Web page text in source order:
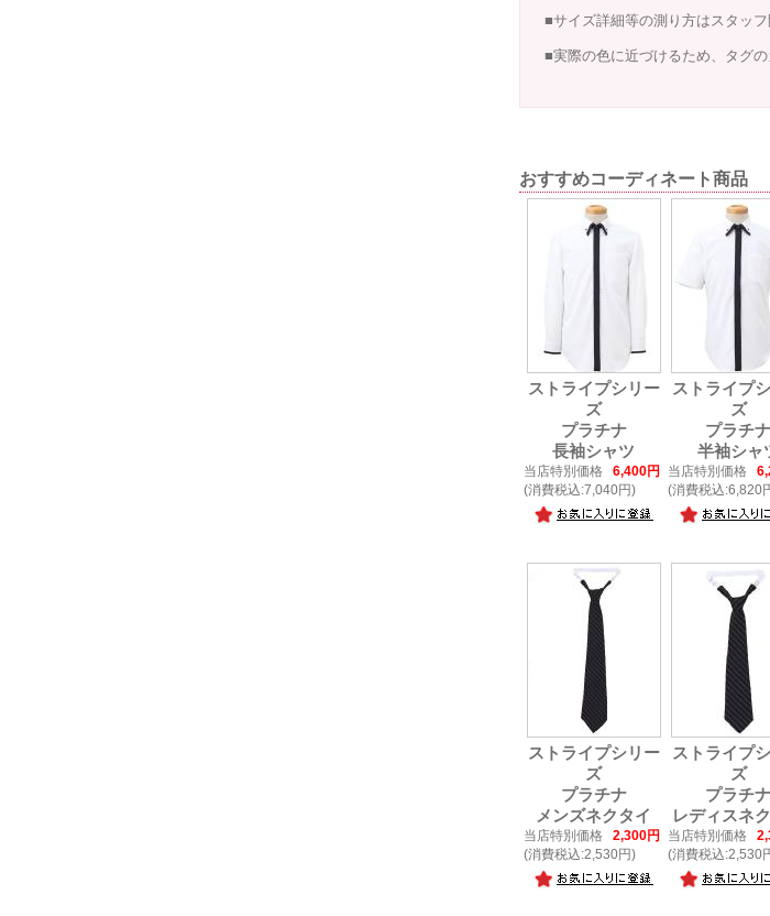
■サイズ詳細等の測り方はスタッ
■実際の色に近づけるため、タグ
おすすめコーディネート商品
ストライプシリー
ズ
プラチナ
長袖シャツ
当店特別価格
6,400円
(消費税込:7,040円)
ストライプ
ズ
プラチナ
半袖シャ
当店特別価格
(消費税込:6,820
ストライプシリー
ズ
プラチナ
メンズネクタイ
当店特別価格
2,300円
(消費税込:2,530円)
ストライプ
ズ
プラチナ
レディスネ
当店特別価格
(消費税込:2,530